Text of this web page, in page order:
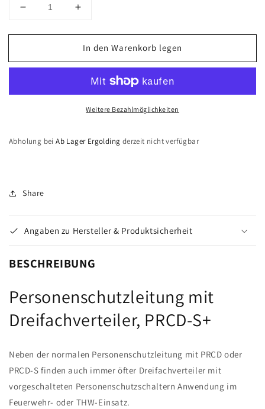
Verringere
Menge
Personenschutzleitung
Dreifachverteiler,
Erhöhe
Menge
für
Personenschutzleitung
Dreifachverteiler,
S+
In den Warenkorb legen
Weitere Bezahlmöglichkeiten
Abholung beiAb Lager Ergolding derzeit nicht verfügbar
Share
Angaben zu Hersteller & Produktsicherheit
BESCHREIBUNG
Personenschutzleitung mit
Dreifachverteiler, PRCD-S+
Neben der normalen Personenschutzleitung mit PRCD oder
PRCD-S finden auch immer öfter Dreifachverteiler mit
vorgeschalteten Personenschutzschaltern Anwendung im
Feuerwehr- oder THW-Einsatz.